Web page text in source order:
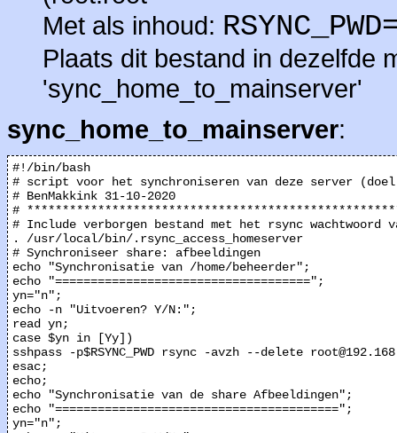
Met als inhoud:
Plaats dit bestand in dezelfde
'sync_home_to_mainserver'
sync_home_to_mainserver:
#!/bin/bash
# script voor het synchroniseren van deze server
# BenMakkink 31-10-2020
#
# Include verborgen bestand met het rsync wachtwoord
. /usr/local/bin/.rsync_access_homeserver
# Synchroniseer share: afbeeldingen
echo "Synchronisatie van /home/beheerder";
echo "====================================";
yn="n";
echo -n "Uitvoeren? Y/N:";
read yn;
case $yn in [Yy])
sshpass -p$RSYNC_PWD rsync -avzh --delete
esac;
echo;
echo "Synchronisatie van de share Afbeeldingen";
echo "========================================";
yn="n";